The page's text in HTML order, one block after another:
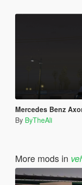
Mercedes Benz
By ByTheAli
More mods in